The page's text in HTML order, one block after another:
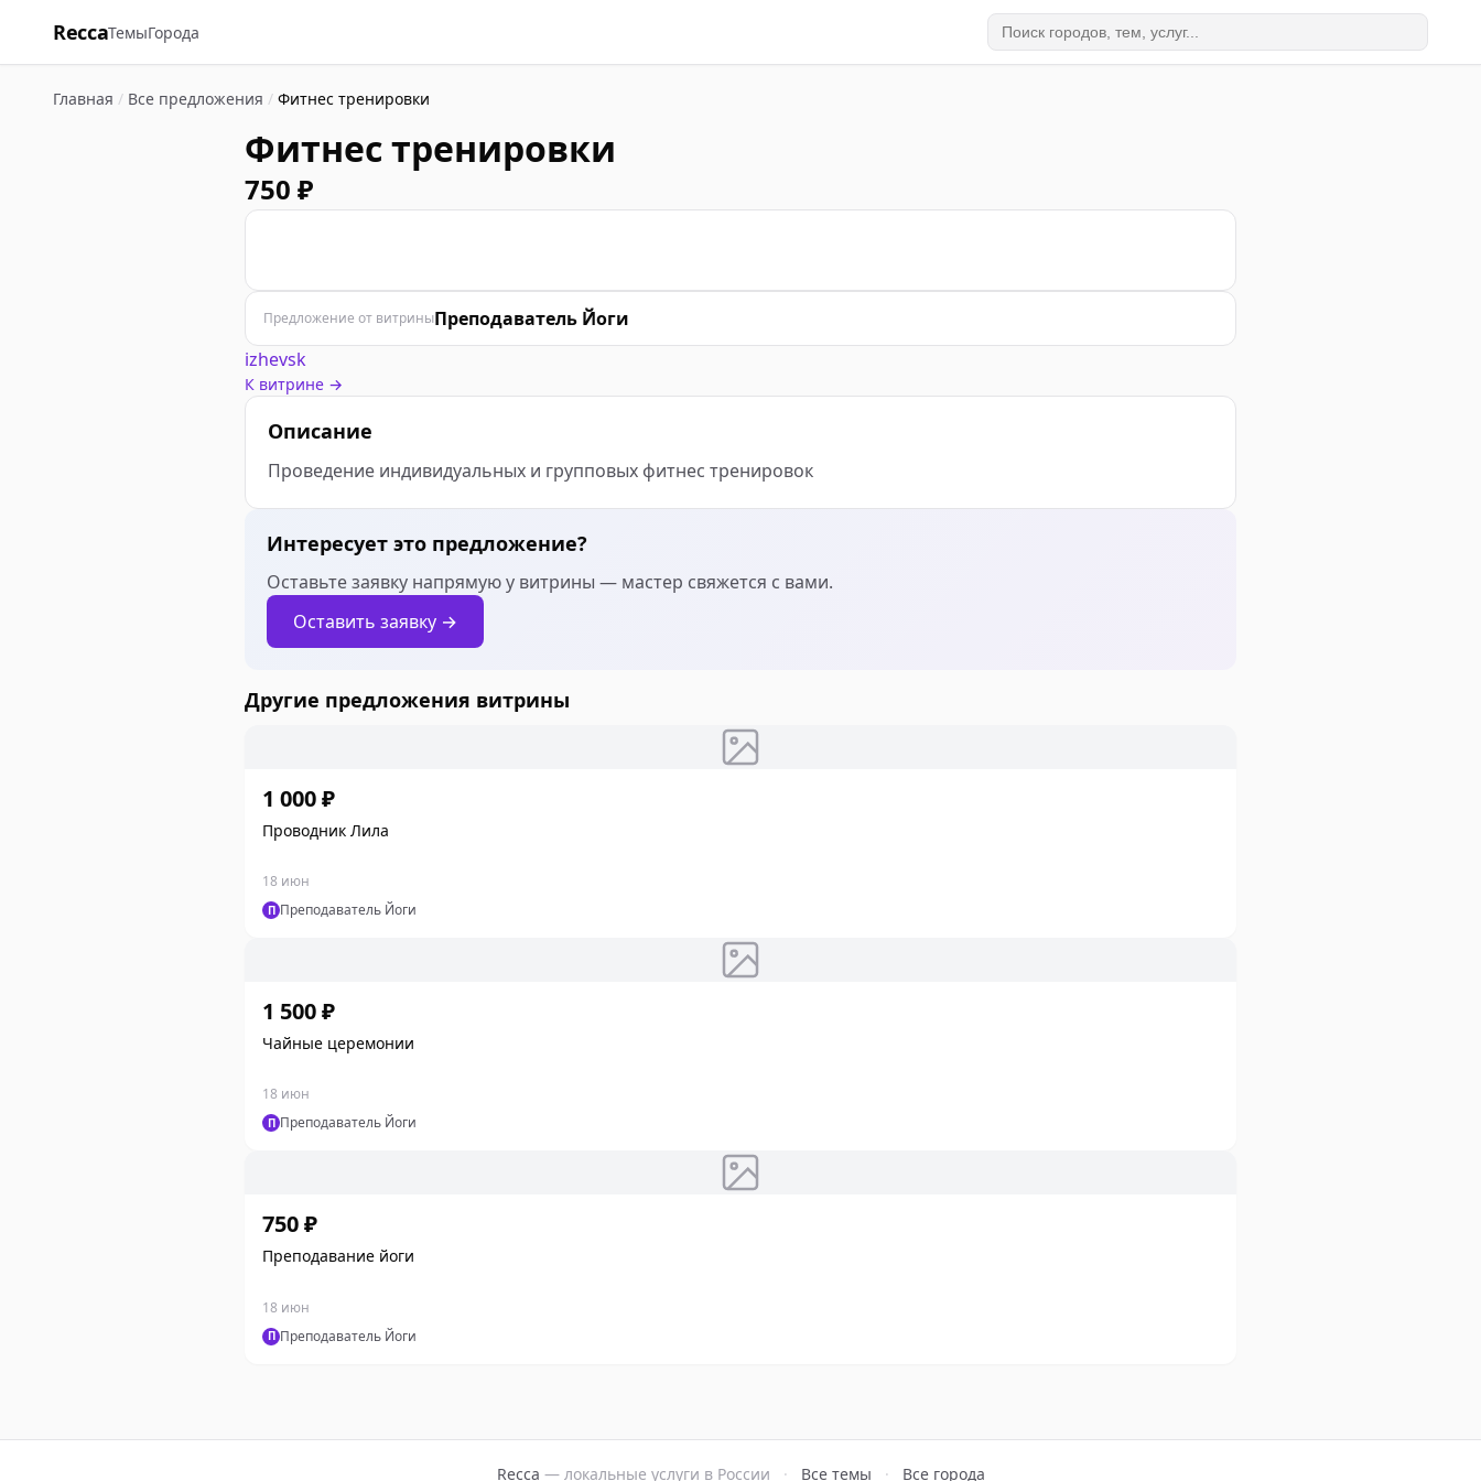
ReccaТемыГорода
Главная / Все предложения / Фитнес тренировки
Фитнес тренировки
750 ₽
Предложение от витриныПреподаватель Йоги
izhevsk
К витрине →
Описание
Проведение индивидуальных и групповых фитнес тренировок
Интересует это предложение?
Оставьте заявку напрямую у витрины — мастер свяжется с вами.
Оставить заявку →
Другие предложения витрины
1 000 ₽
Проводник Лила
18 июн
П Преподаватель Йоги
1 500 ₽
Чайные церемонии
18 июн
П Преподаватель Йоги
750 ₽
Преподавание йоги
18 июн
П Преподаватель Йоги
Recca — локальные услуги в России · Все темы · Все города